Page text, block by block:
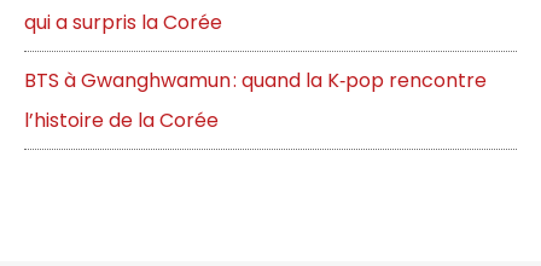
qui a surpris la Corée
BTS à Gwanghwamun : quand la K‑pop rencontre
l’histoire de la Corée